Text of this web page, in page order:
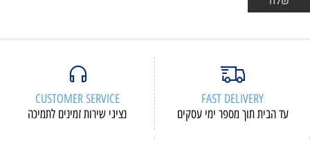
FAST DELIVERY
עד הבית תוך מספר ימי עסקים
CUSTOMER SERVICE
נציגי שירות זמינים לתמיכה